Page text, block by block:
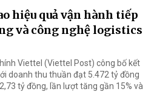
hiệu quả vận hành tiếp
và công nghệ logistics
Viettel (Viettel Post) công bố kết
doanh thu thuần đạt 5.472 tỷ đồng
tỷ đồng, lần lượt tăng gần 15% và